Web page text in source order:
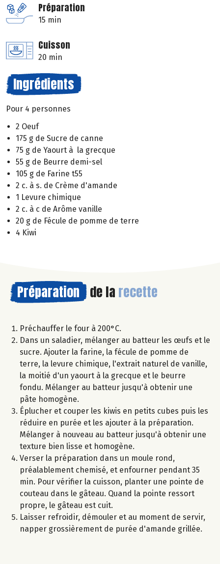
Préparation
15 min
Cuisson
20 min
Ingrédients
Pour 4 personnes
2 Oeuf
175 g de Sucre de canne
75 g de Yaourt à la grecque
55 g de Beurre demi-sel
105 g de Farine t55
2 c. à s. de Crème d'amande
1 Levure chimique
2 c. à c de Arôme vanille
20 g de Fécule de pomme de terre
4 Kiwi
Préparation de la recette
Préchauffer le four à 200°C.
Dans un saladier, mélanger au batteur les œufs et le
sucre. Ajouter la farine, la fécule de pomme de
terre, la levure chimique, l'extrait naturel de vanille,
la moitié d'un yaourt à la grecque et le beurre
fondu. Mélanger au batteur jusqu'à obtenir une
pâte homogène.
Éplucher et couper les kiwis en petits cubes puis les
réduire en purée et les ajouter à la préparation.
Mélanger à nouveau au batteur jusqu'à obtenir une
texture bien lisse et homogène.
Verser la préparation dans un moule rond,
préalablement chemisé, et enfourner pendant 35
min. Pour vérifier la cuisson, planter une pointe de
couteau dans le gâteau. Quand la pointe ressort
propre, le gâteau est cuit.
Laisser refroidir, démouler et au moment de servir,
napper grossièrement de purée d'amande grillée.